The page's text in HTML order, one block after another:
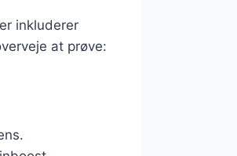
inkluderer
at prøve: